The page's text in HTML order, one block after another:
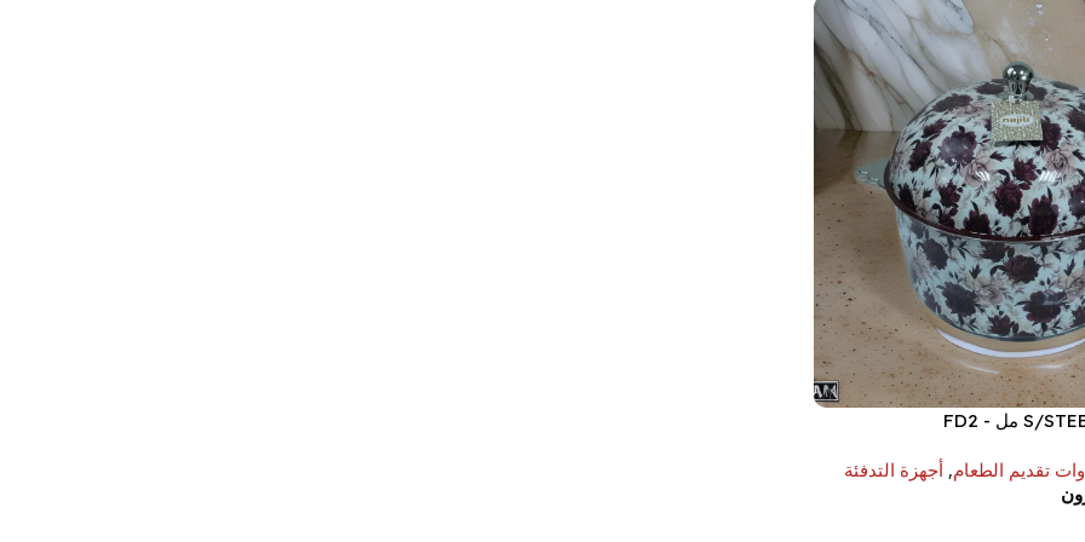
تقديم الطعام, أجهزة التدفئة